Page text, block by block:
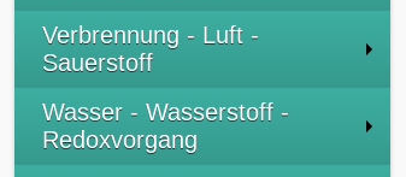
Verbrennung - Luft -
Sauerstoff
Wasser - Wasserstoff -
Redoxvorgang